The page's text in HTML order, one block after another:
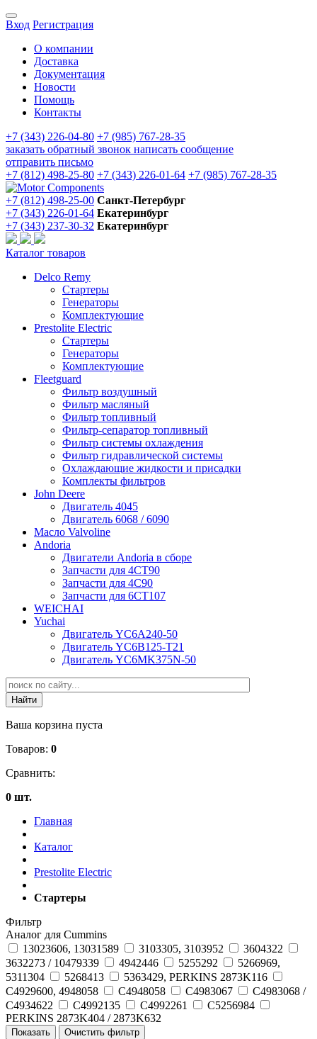
Вход Регистрация
О компании
Доставка
Документация
Новости
Помощь
Контакты
+7 (343) 226-04-80 +7 (985) 767-28-35
заказать обратный звонок написать сообщение
отправить письмо
+7 (812) 498-25-80 +7 (343) 226-01-64 +7 (985) 767-28-35
+7 (812) 498-25-00 Санкт-Петербург
+7 (343) 226-01-64 Екатеринбург
+7 (343) 237-30-32 Екатеринбург
Каталог товаров
Delco Remy
Стартеры
Генераторы
Комплектующие
Prestolite Electric
Стартеры
Генераторы
Комплектующие
Fleetguard
Фильтр воздушный
Фильтр масляный
Фильтр топливный
Фильтр-сепаратор топливный
Фильтр системы охлаждения
Фильтр гидравлической системы
Охлаждающие жидкости и присадки
Комплекты фильтров
John Deere
Двигатель 4045
Двигатель 6068 / 6090
Масло Valvoline
Andoria
Двигатели Andoria в сборе
Запчасти для 4CT90
Запчасти для 4С90
Запчасти для 6CT107
WEICHAI
Yuchai
Двигатель YC6A240-50
Двигатель YC6B125-T21
Двигатель YC6MK375N-50
Ваша корзина пуста
Товаров: 0
Сравнить:
0 шт.
Главная
Каталог
Prestolite Electric
Стартеры
Фильтр
Аналог для Cummins
13023606, 13031589
3103305, 3103952
3604322
3632273 / 10479339
4942446 5255292
5266969,
5311304
5268413
5363429, PERKINS 2873K116
C4929600, 4948058
C4948058 C4983067
C4983068 /
C4934622
C4992135 C4992261
C5256984
PERKINS 2873K404 / 2873K632